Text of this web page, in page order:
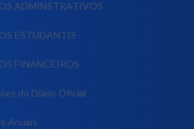
ADMINSTRATIVOS
ESTUDANTIS
FINANCEIROS
do Diário Oficial
Anuais